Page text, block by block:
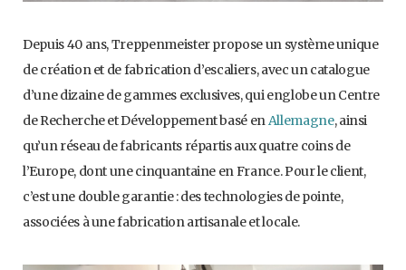
Depuis 40 ans, Treppenmeister propose un système unique
de création et de fabrication d’escaliers, avec un catalogue
d’une dizaine de gammes exclusives, qui englobe un Centre
de Recherche et Développement basé enAllemagne, ainsi
qu’un réseau de fabricants répartis aux quatre coins de
l’Europe, dont une cinquantaine en France. Pour le client,
c’est une double garantie : des technologies de pointe,
associées à une fabrication artisanale et locale.